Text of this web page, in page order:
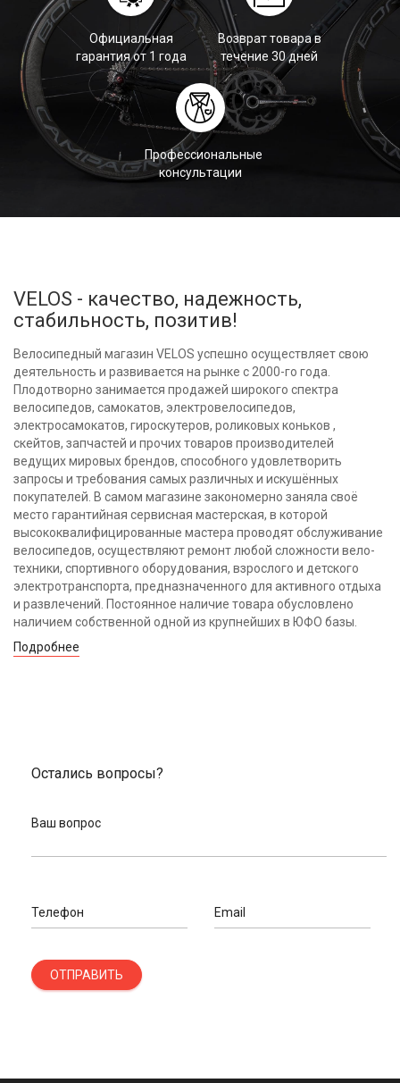
Официальная
гарантия от 1 года
Возврат товара в
течение 30 дней
Профессиональные
консультации
VELOS - качество, надежность,
стабильность, позитив!
Велосипедный магазин VELOS успешно осуществляет свою
деятельность и развивается на рынке с 2000-го года.
Плодотворно занимается продажей широкого спектра
велосипедов, самокатов, электровелосипедов,
электросамокатов, гироскутеров, роликовых коньков ,
скейтов, запчастей и прочих товаров производителей
ведущих мировых брендов, способного удовлетворить
запросы и требования самых различных и искушённых
покупателей. В самом магазине закономерно заняла своё
место гарантийная сервисная мастерская, в которой
высококвалифицированные мастера проводят обслуживание
велосипедов, осуществляют ремонт любой сложности вело-
техники, спортивного оборудования, взрослого и детского
электротранспорта, предназначенного для активного отдыха
и развлечений. Постоянное наличие товара обусловлено
наличием собственной одной из крупнейших в ЮФО базы.
Подробнее
Остались вопросы?
Ваш вопрос
Телефон Email
ОТПРАВИТЬ